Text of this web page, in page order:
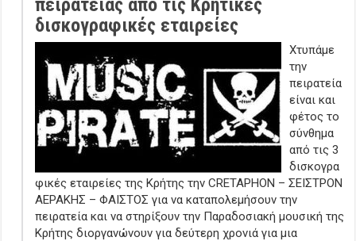
πειρατείας από τις Κρητικές
δισκογραφικές εταιρείες
Χτυπάμε
την
πειρατεία
είναι και
φέτος το
σύνθημα
από τις 3
δισκογρα
φικές εταιρείες της Κρήτης την CRETAPHON – ΣΕΙΣΤΡΟΝ
ΑΕΡΑΚΗΣ – ΦΑΙΣΤΟΣ για να καταπολεμήσουν την
πειρατεία και να στηρίξουν την Παραδοσιακή μουσική της
Κρήτης διοργανώνουν για δεύτερη χρονιά για μια